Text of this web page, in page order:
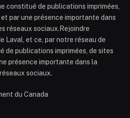
constitué de publications imprimées,
par une présence importante dans
réseaux sociaux.Rejoindre
Laval, et ce, par notre réseau de
de publications imprimées, de sites
présence importante dans la
sociaux.
du Canada